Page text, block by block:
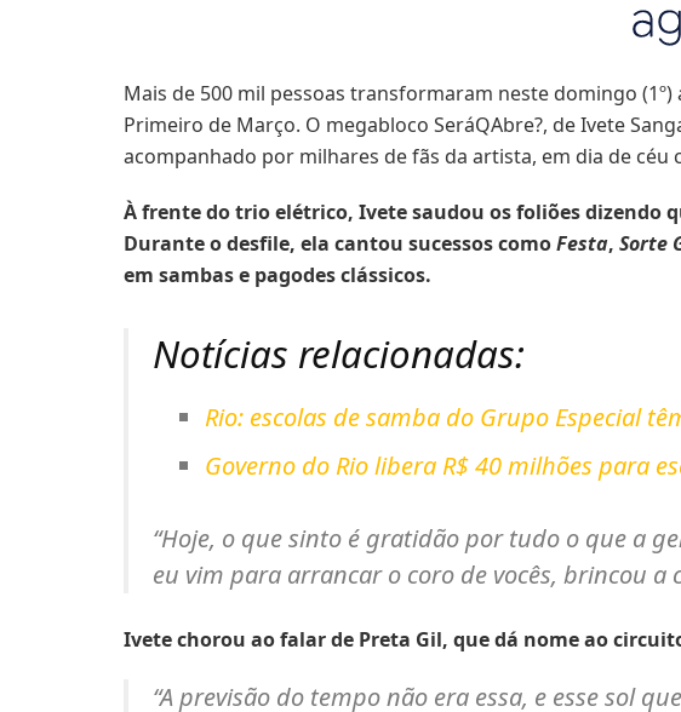
Mais de 500 mil pessoas transformaram neste domingo
Primeiro de Março. O megabloco SeráQAbre?, de Ivete
acompanhado por milhares de fãs da artista, em dia de céu
À frente do trio elétrico, Ivete saudou os foliões dizendo
Durante o desfile, ela cantou sucessos comoFesta, Sorte
em sambas e pagodes clássicos.
Notícias relacionadas:
Rio: escolas de samba do Grupo Especial
Governo do Rio libera R$ 40 milhões para
“Hoje, o que sinto é gratidão por tudo o que a
eu vim para arrancar o coro de vocês, brincou a
Ivete chorou ao falar de Preta Gil, que dá nome ao
“A previsão do tempo não era essa, e esse sol